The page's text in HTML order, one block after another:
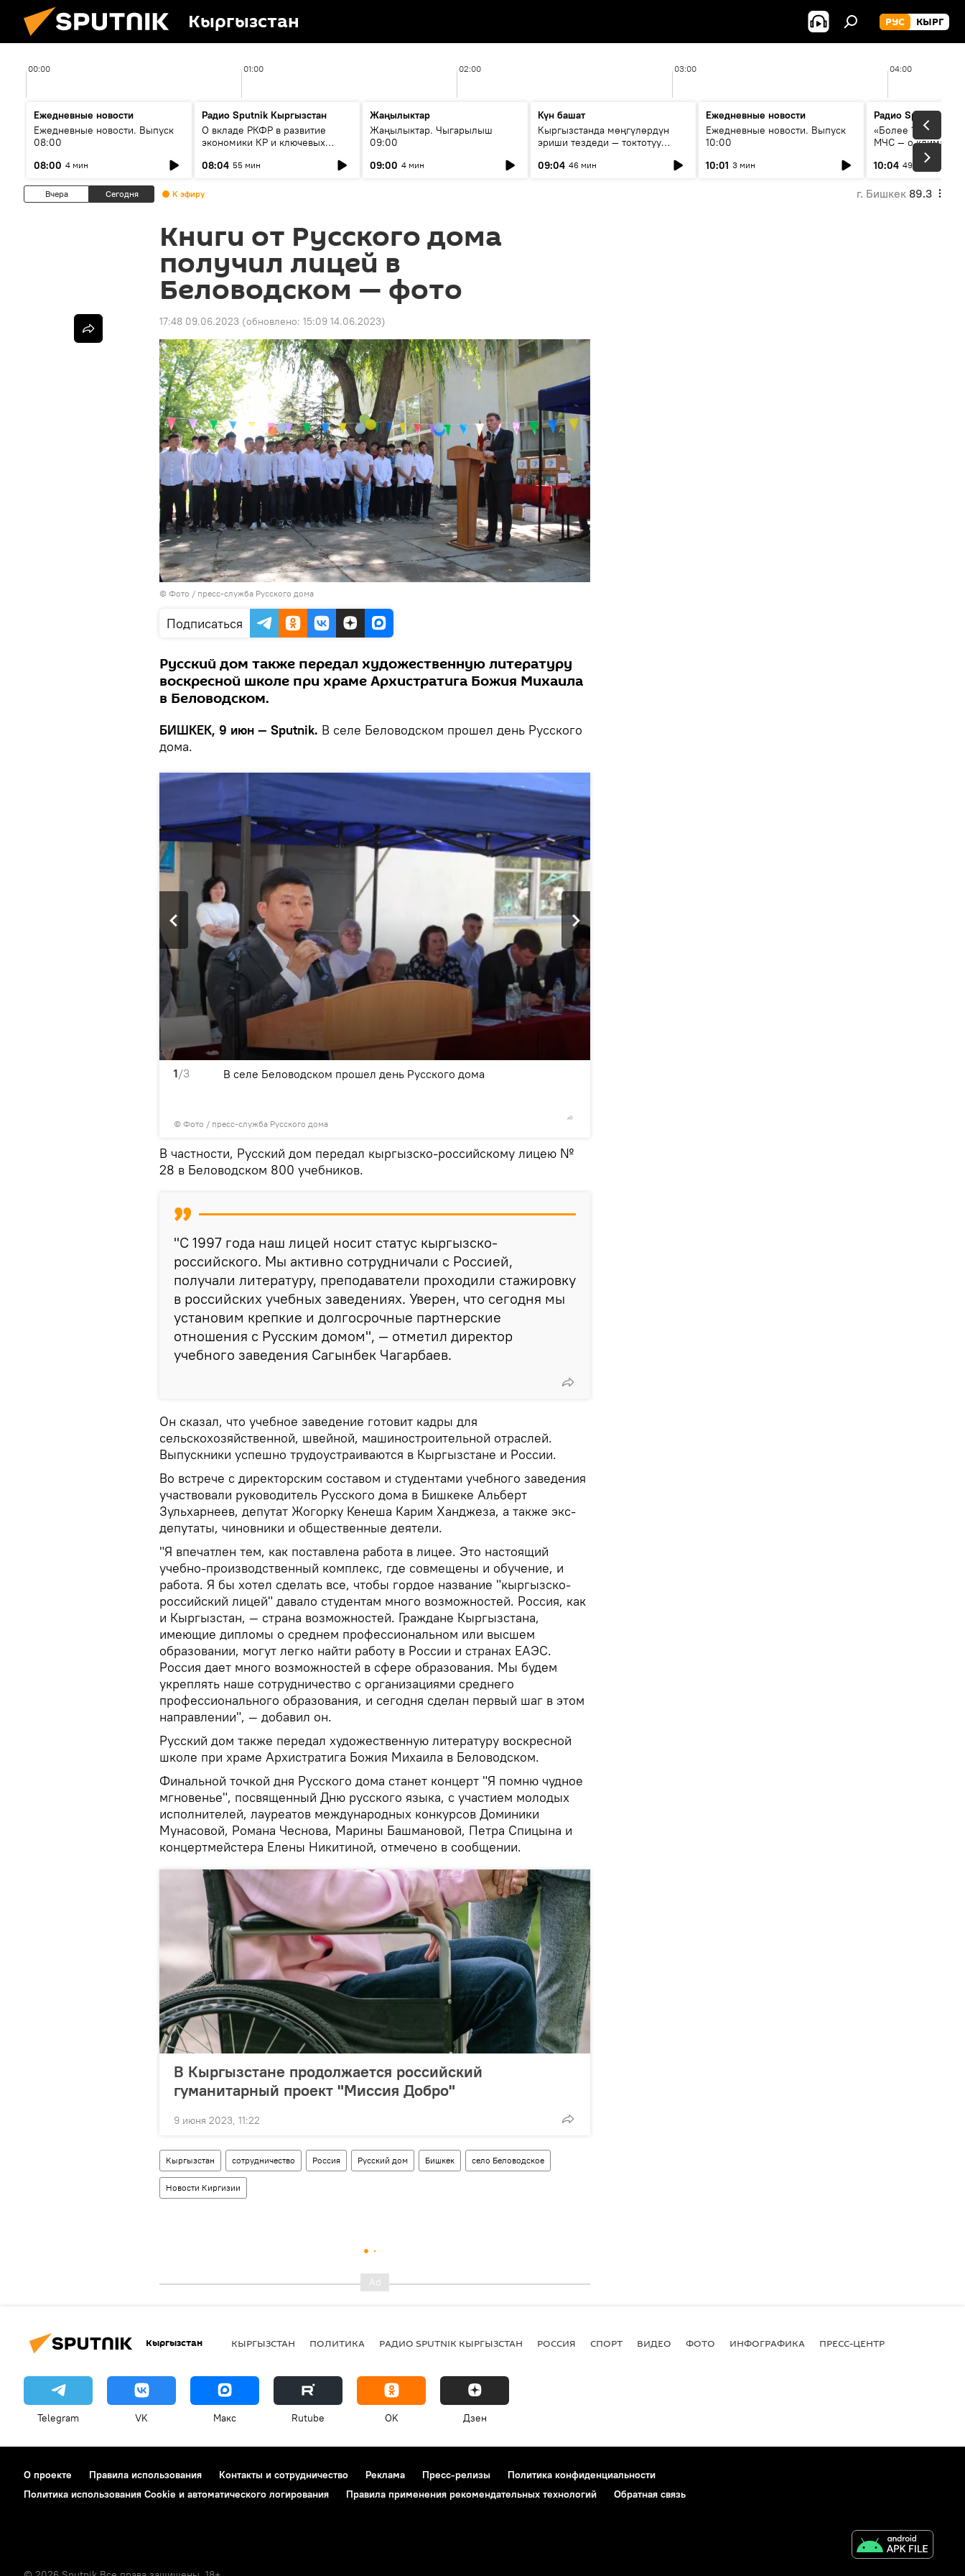
Кыргызстан РУС КЫРГ
00:00 01:00 02:00 03:00 04:00
Ежедневные новости
Ежедневные новости. Выпуск
08:00
08:00 4 мин
Радио Sputnik Кыргызстан
О вкладе РКФР в развитие
экономики КР и ключевых
08:04 55 мин
Жаңылыктар
Жаңылыктар. Чыгарылыш
09:00
09:00 4 мин
Күн башат
Кыргызстанда мөңгүлөрдүн
эриши тездеди — токтотуу
09:04 46 мин
Ежедневные новости
Ежедневные новости. Выпуск
10:00
10:01 3 мин
Радио Sputnik
«Более 1200 сёл в
МЧС — о климате,
системе
населения
10:04 49 мин
Вчера Сегодня К эфиру г. Бишкек 89.3
Книги от Русского дома
получил лицей в
Беловодском — фото
17:48 09.06.2023 (обновлено: 15:09 14.06.2023)
© Фото / пресс-служба Русского дома
Подписаться
Русский дом также передал художественную литературу
воскресной школе при храме Архистратига Божия Михаила
в Беловодском.
БИШКЕК, 9 июн — Sputnik. В селе Беловодском прошел день Русского
дома.
1/3
© Фото / пресс-служба Русского дома
В селе Беловодском прошел день Русского дома
В частности, Русский дом передал кыргызско-российскому лицею №
28 в Беловодском 800 учебников.
"С 1997 года наш лицей носит статус кыргызско-
российского. Мы активно сотрудничали с Россией,
получали литературу, преподаватели проходили стажировку
в российских учебных заведениях. Уверен, что сегодня мы
установим крепкие и долгосрочные партнерские
отношения с Русским домом", — отметил директор
учебного заведения Сагынбек Чагарбаев.
Он сказал, что учебное заведение готовит кадры для
сельскохозяйственной, швейной, машиностроительной отраслей.
Выпускники успешно трудоустраиваются в Кыргызстане и России.
Во встрече с директорским составом и студентами учебного заведения
участвовали руководитель Русского дома в Бишкеке Альберт
Зульхарнеев, депутат Жогорку Кенеша Карим Ханджеза, а также экс-
депутаты, чиновники и общественные деятели.
"Я впечатлен тем, как поставлена работа в лицее. Это настоящий
учебно-производственный комплекс, где совмещены и обучение, и
работа. Я бы хотел сделать все, чтобы гордое название "кыргызско-
российский лицей" давало студентам много возможностей. Россия, как
и Кыргызстан, — страна возможностей. Граждане Кыргызстана,
имеющие дипломы о среднем профессиональном или высшем
образовании, могут легко найти работу в России и странах ЕАЭС.
Россия дает много возможностей в сфере образования. Мы будем
укреплять наше сотрудничество с организациями среднего
профессионального образования, и сегодня сделан первый шаг в этом
направлении", — добавил он.
Русский дом также передал художественную литературу воскресной
школе при храме Архистратига Божия Михаила в Беловодском.
Финальной точкой дня Русского дома станет концерт "Я помню чудное
мгновенье", посвященный Дню русского языка, с участием молодых
исполнителей, лауреатов международных конкурсов Доминики
Мунасовой, Романа Чеснова, Марины Башмановой, Петра Спицына и
концертмейстера Елены Никитиной, отмечено в сообщении.
В Кыргызстане продолжается российский
гуманитарный проект "Миссия Добро"
9 июня 2023, 11:22
Кыргызстан сотрудничество Россия Русский дом Бишкек село Беловодское
Новости Киргизии
Кыргызстан КЫРГЫЗСТАН ПОЛИТИКА РАДИО SPUTNIK КЫРГЫЗСТАН РОССИЯ СПОРТ ВИДЕО ФОТО ИНФОГРАФИКА ПРЕСС-ЦЕНТР
Telegram VK Макс Rutube OK Дзен
О проекте Правила использования Контакты и сотрудничество Реклама Пресс-релизы
Политика конфиденциальности
Политика использования Cookie и автоматического логирования
Правила применения рекомендательных технологий Обратная связь